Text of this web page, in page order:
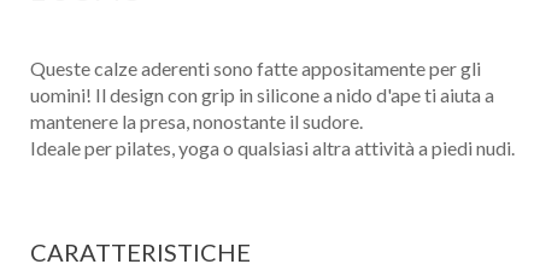
Queste calze aderenti sono fatte appositamente per gli
uomini! Il design con grip in silicone a nido d'ape ti aiuta a
mantenere la presa, nonostante il sudore.
Ideale per pilates, yoga o qualsiasi altra attività a piedi nudi.
CARATTERISTICHE